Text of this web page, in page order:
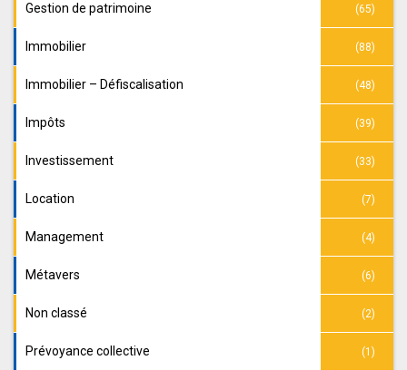
Gestion de patrimoine (65)
Immobilier (88)
Immobilier – Défiscalisation (48)
Impôts (39)
Investissement (33)
Location (7)
Management (4)
Métavers (6)
Non classé (2)
Prévoyance collective (1)